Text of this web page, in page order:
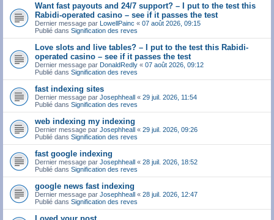
Want fast payouts and 24/7 support? – I put to the test this
Rabidi-operated casino – see if it passes the test
Dernier message par LowellPainc « 07 août 2026, 09:15
Publié dans Signification des reves
Love slots and live tables? – I put to the test this Rabidi-
operated casino – see if it passes the test
Dernier message par DonaldRedly « 07 août 2026, 09:12
Publié dans Signification des reves
fast indexing sites
Dernier message par Josephheall « 29 juil. 2026, 11:54
Publié dans Signification des reves
web indexing my indexing
Dernier message par Josephheall « 29 juil. 2026, 09:26
Publié dans Signification des reves
fast google indexing
Dernier message par Josephheall « 28 juil. 2026, 18:52
Publié dans Signification des reves
google news fast indexing
Dernier message par Josephheall « 28 juil. 2026, 12:47
Publié dans Signification des reves
Loved your post